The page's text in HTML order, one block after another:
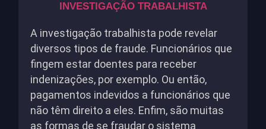
INVESTIGAÇÃO TRABALHISTA
A investigação trabalhista pode revelar
diversos tipos de fraude. Funcionários que
fingem estar doentes para receber
indenizações, por exemplo. Ou então,
pagamentos indevidos a funcionários que
não têm direito a eles. Enfim, são muitas
as formas de se fraudar o sistema